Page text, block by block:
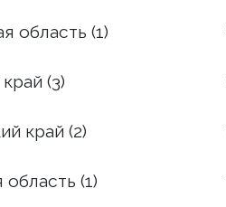
область (1)
(3)
край (2)
(1)